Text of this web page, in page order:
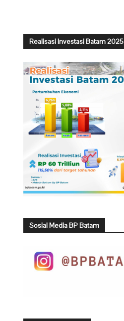
Realisasi Investasi Batam 2025
Sosial Media BP Batam